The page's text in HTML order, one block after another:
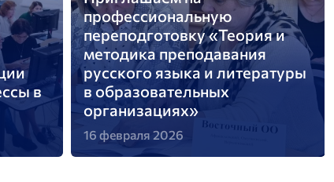
в
профессиональную
переподготовку «Теория и
методика преподавания
русского языка и литературы
в образовательных
организациях»
16 февраля 2026